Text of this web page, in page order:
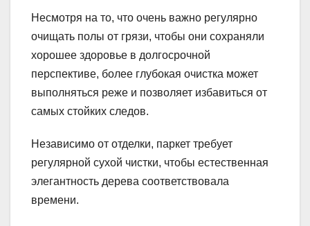
Несмотря на то, что очень важно регулярно
очищать полы от грязи, чтобы они сохраняли
хорошее здоровье в долгосрочной
перспективе, более глубокая очистка может
выполняться реже и позволяет избавиться от
самых стойких следов.
Независимо от отделки, паркет требует
регулярной сухой чистки, чтобы естественная
элегантность дерева соответствовала
времени.